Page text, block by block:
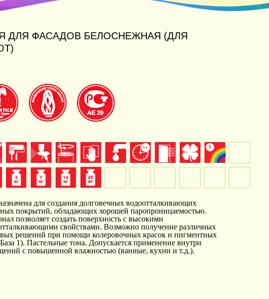
ДЛЯ ФАСАДОВ БЕЛОСНЕЖНАЯ (ДЛЯ
для создания долговечных водоотталкивающих
покрытий, обладающих хорошей паропроницаемостью.
позволяет создать поверхность с высокими
свойствами. Возможно получение различных
решений при помощи колеровочных красок и пигментных
1). Пастельные тона. Допускается применение внутри
с повышенной влажностью (ванные, кухни и т.д.).